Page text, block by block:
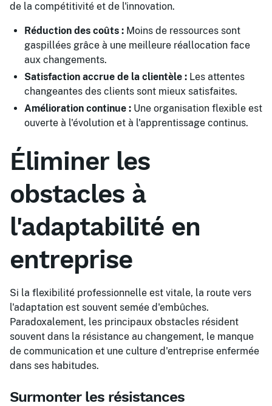
de la compétitivité et de l'innovation.
Réduction des coûts : Moins de ressources sont
gaspillées grâce à une meilleure réallocation face
aux changements.
Satisfaction accrue de la clientèle : Les attentes
changeantes des clients sont mieux satisfaites.
Amélioration continue : Une organisation flexible est
ouverte à l'évolution et à l'apprentissage continus.
Éliminer les
obstacles à
l'adaptabilité en
entreprise
Si la flexibilité professionnelle est vitale, la route vers
l'adaptation est souvent semée d'embûches.
Paradoxalement, les principaux obstacles résident
souvent dans la résistance au changement, le manque
de communication et une culture d'entreprise enfermée
dans ses habitudes.
Surmonter les résistances